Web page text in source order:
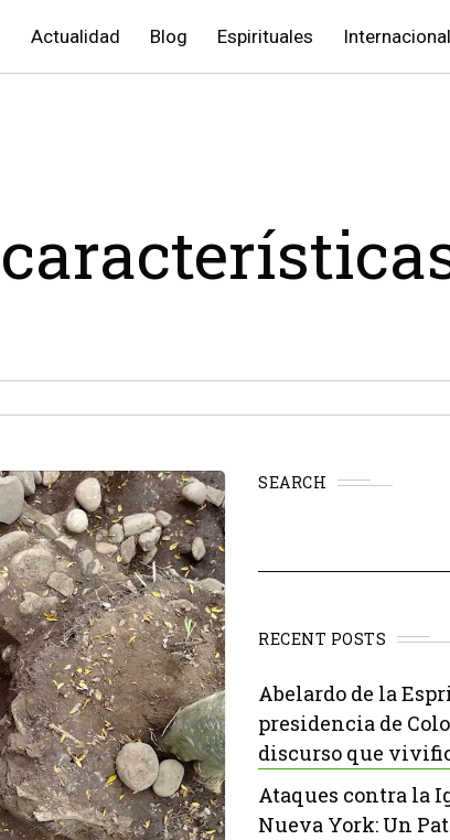
Actualidad Blog Espirituales
SEARCH
RECENT POSTS
Abelardo de la
presidencia de
discurso que
Ataques contra la
Nueva York: Un